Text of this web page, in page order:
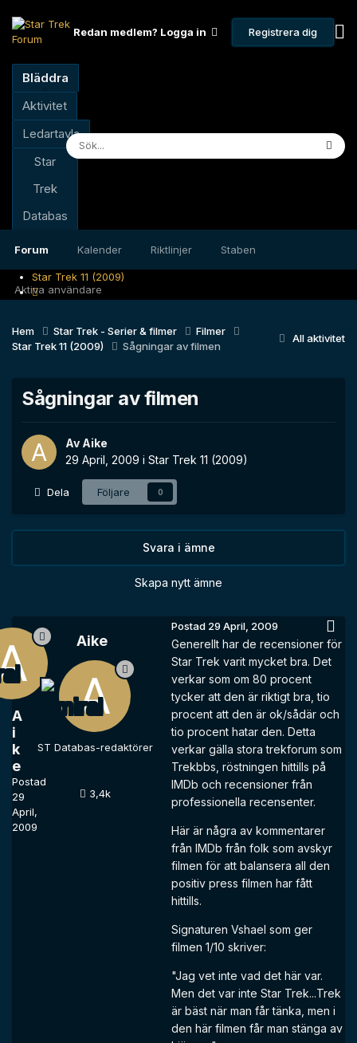
Redan medlem? Logga in Registrera dig
Bläddra
Forum Kalender Riktlinjer Staben
Aktiva användare
Aktivitet
Ledartavla
Star
Trek
Databas
Star Trek 11 (2009)
All aktivitet
Hem Star Trek - Serier & filmer
Filmer
Star Trek 11 (2009)
Sågningar av filmen
Sågningar av filmen
Av Aike
29 April, 2009 i Star Trek 11 (2009)
Dela Följare 0
Svara i ämne
Skapa nytt ämne
A
i
k
e
Postad
29
April,
2009
Aike
ST Databas-redaktörer
3,4k
Postad 29 April, 2009
Generellt har de recensioner för
Star Trek varit mycket bra. Det
verkar som om 80 procent
tycker att den är riktigt bra, tio
procent att den är ok/sådär och
tio procent hatar den. Detta
verkar gälla stora trekforum som
Trekbbs, röstningen hittills på
IMDb och recensioner från
professionella recensenter.
Här är några av kommentarer
från IMDb från folk som avskyr
filmen för att balansera all den
positiv press filmen har fått
hittills.
Signaturen Vshael som ger
filmen 1/10 skriver:
"Jag vet inte vad det här var.
Men det var inte Star Trek...Trek
är bäst när man får tänka, men i
den här filmen får man stänga av